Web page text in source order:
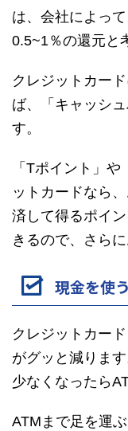
は、会社によっ
0.5~1％の還元と
クレジットカー
ば、「キャッシ
す。
「Tポイント」
ットカードなら
済して得るポイ
きるので、さら
現金を使
クレジットカー
がグッと減りま
少なくなったら
ATMまで足を運